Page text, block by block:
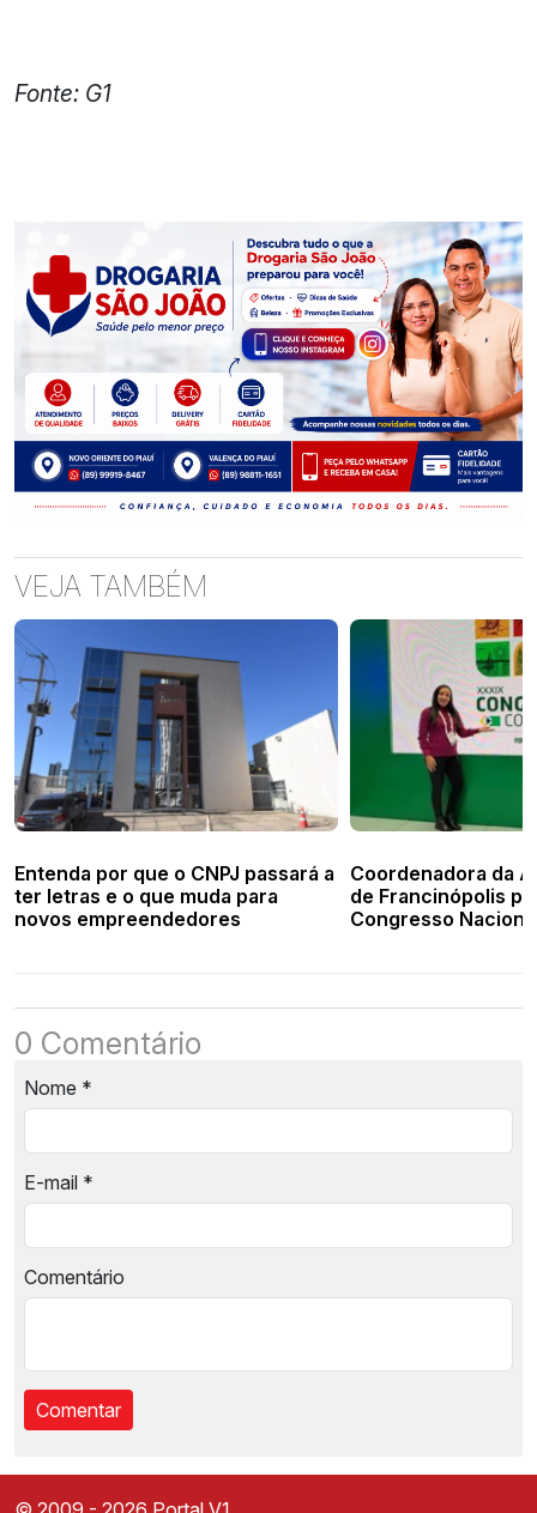
Fonte: G1
VEJA TAMBÉM
Entenda por que o CNPJ passará a
ter letras e o que muda para
novos empreendedores
Coordenadora da
de Francinópolis
Congresso
0 Comentário
Nome *
E-mail *
Comentário